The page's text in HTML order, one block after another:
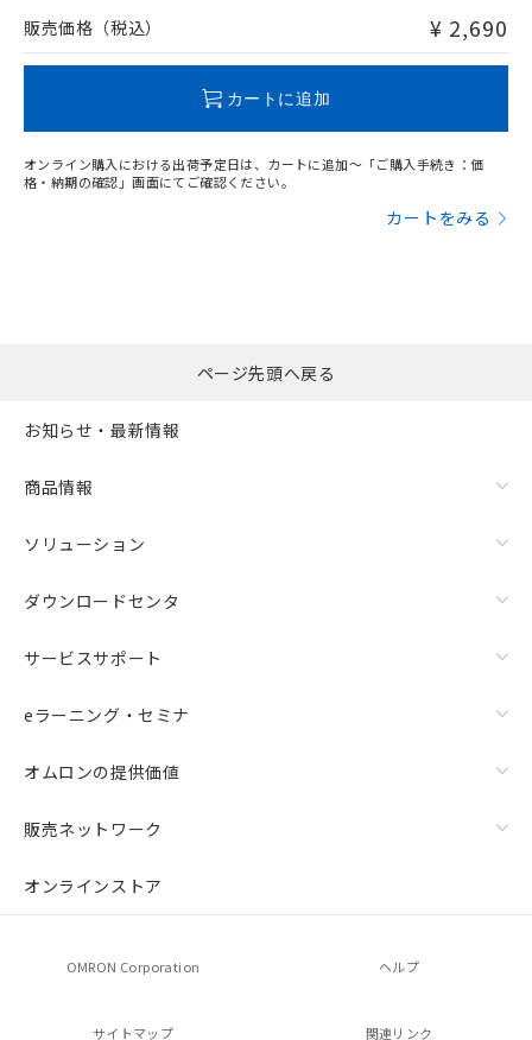
問い合わせください。
販売価格（税込） ¥ 2,690
カートに追加
オンライン購入における出荷予定日は、カートに追加～「ご購入手続き：価
格・納期の確認」画面にてご確認ください。
カートをみる
ページ先頭へ戻る
お知らせ・最新情報
商品情報
ソリューション
ダウンロードセンタ
サービスサポート
eラーニング・セミナ
オムロンの提供価値
販売ネットワーク
オンラインストア
OMRON Corporation ヘルプ
サイトマップ 関連リンク